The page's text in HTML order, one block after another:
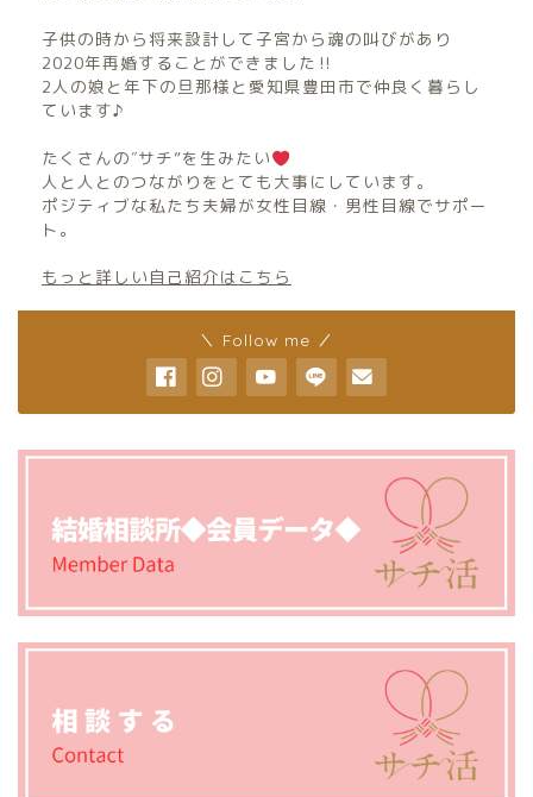
子供の時から将来設計して子宮から魂の叫びがあり
2020年再婚することができました‼︎
2人の娘と年下の旦那様と愛知県豊田市で仲良く暮らし
ています♪
たくさんの″サチ”を生みたい
人と人とのつながりをとても大事にしています。
ポジティブな私たち夫婦が女性目線・男性目線でサポー
ト。
もっと詳しい自己紹介はこちら
＼ Follow me ／